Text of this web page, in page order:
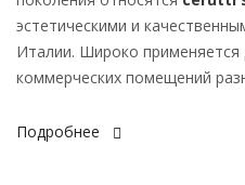
эстетическими и
Италии. Широко применяется
коммерческих помещений
Подробнее